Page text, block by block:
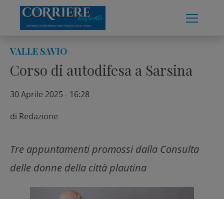
content
VALLE SAVIO
Corso di autodifesa a Sarsina
30 Aprile 2025 - 16:28
di Redazione
Tre appuntamenti promossi dalla Consulta
delle donne della città plautina